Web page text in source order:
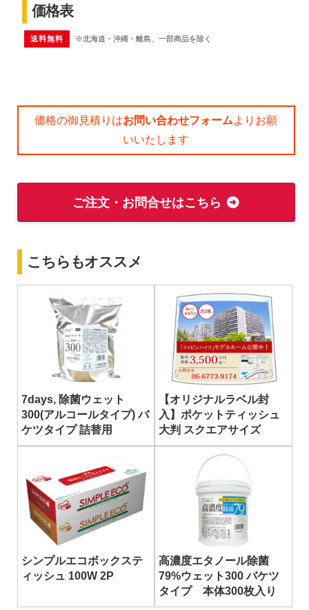
価格表
送料無料 ※北海道・沖縄・離島、一部商品を除く
価格の御見積りはお問い合わせフォームよりお願
いいたします
ご注文・お問合せはこちら
こちらもオススメ
7days, 除菌ウェット
300(アルコールタイプ) バ
ケツタイプ 詰替用
【オリジナルラベル封
入】ポケットティッシュ
大判 スクエアサイズ
シンプルエコボックステ
ィッシュ 100W 2P
高濃度エタノール除菌
79%ウェット300 バケツ
タイプ 本体300枚入り